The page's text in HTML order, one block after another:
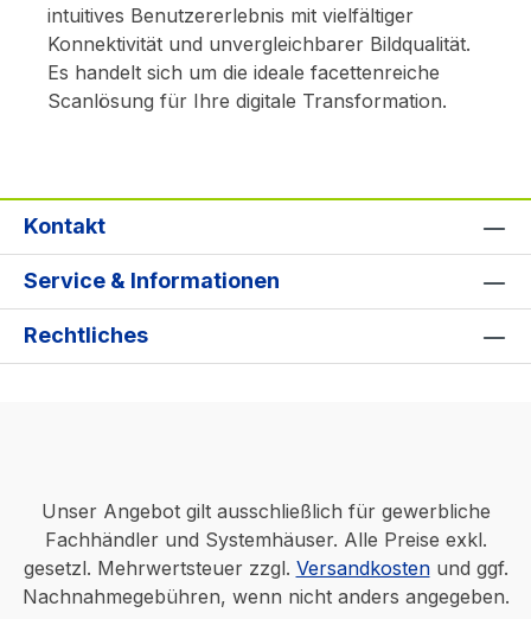
intuitives Benutzererlebnis mit vielfältiger
Konnektivität und unvergleichbarer Bildqualität.
Es handelt sich um die ideale facettenreiche
Scanlösung für Ihre digitale Transformation.
Kontakt
Service & Informationen
Rechtliches
Unser Angebot gilt ausschließlich für gewerbliche
Fachhändler und Systemhäuser. Alle Preise exkl.
gesetzl. Mehrwertsteuer zzgl. Versandkostenund ggf.
Nachnahmegebühren, wenn nicht anders angegeben.